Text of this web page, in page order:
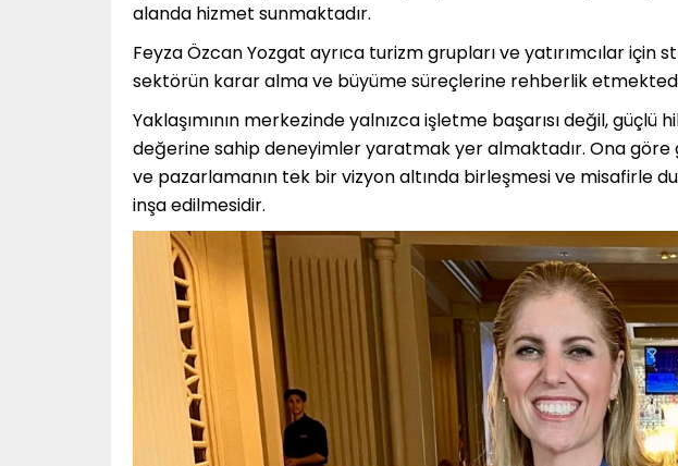
alanda hizmet sunmaktadır.
Feyza Özcan Yozgat ayrıca turizm grupları ve yatırımcılar
sektörün karar alma ve büyüme süreçlerine rehberlik
Yaklaşımının merkezinde yalnızca işletme başarısı değil,
değerine sahip deneyimler yaratmak yer almaktadır. Ona göre
ve pazarlamanın tek bir vizyon altında birleşmesi ve misafirle
inşa edilmesidir.